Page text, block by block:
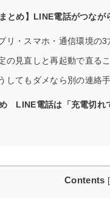
まとめ】LINE電話がつな
リ・スマホ・通信環境の3
の見直しと再起動で直る
してもダメなら別の連絡
LINE電話は「充電切れ
Contents [